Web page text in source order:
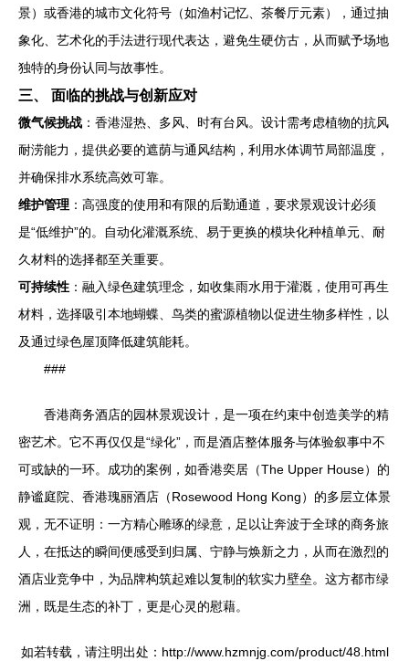
景）或香港的城市文化符号（如渔村记忆、茶餐厅元素），通过抽
象化、艺术化的手法进行现代表达，避免生硬仿古，从而赋予场地
独特的身份认同与故事性。
三、 面临的挑战与创新应对
微气候挑战 ：香港湿热、多风、时有台风。设计需考虑植物的抗风
耐涝能力，提供必要的遮荫与通风结构，利用水体调节局部温度，
并确保排水系统高效可靠。
维护管理 ：高强度的使用和有限的后勤通道，要求景观设计必须
是“低维护”的。自动化灌溉系统、易于更换的模块化种植单元、耐
久材料的选择都至关重要。
可持续性 ：融入绿色建筑理念，如收集雨水用于灌溉，使用可再生
材料，选择吸引本地蝴蝶、鸟类的蜜源植物以促进生物多样性，以
及通过绿色屋顶降低建筑能耗。
###
香港商务酒店的园林景观设计，是一项在约束中创造美学的精
密艺术。它不再仅仅是“绿化”，而是酒店整体服务与体验叙事中不
可或缺的一环。成功的案例，如香港奕居（The Upper House）的
静谧庭院、香港瑰丽酒店（Rosewood Hong Kong）的多层立体景
观，无不证明：一方精心雕琢的绿意，足以让奔波于全球的商务旅
人，在抵达的瞬间便感受到归属、宁静与焕新之力，从而在激烈的
酒店业竞争中，为品牌构筑起难以复制的软实力壁垒。这方都市绿
洲，既是生态的补丁，更是心灵的慰藉。
如若转载，请注明出处：http://www.hzmnjg.com/product/48.html